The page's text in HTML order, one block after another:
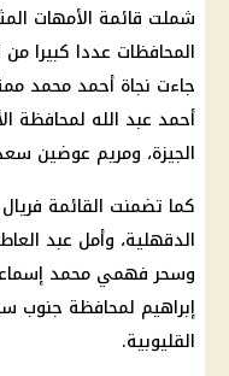
شملت قائمة الأمهات
المحافظات عددا كبيرا
جاءت نجاة أحمد محمد
أحمد عبد الله لمحافظة
الجيزة، ومريم عوضين
كما تضمنت القائمة
الدقهلية، وأمل عبد
وسحر فهمي محمد
إبراهيم لمحافظة جنوب
القليوبية.